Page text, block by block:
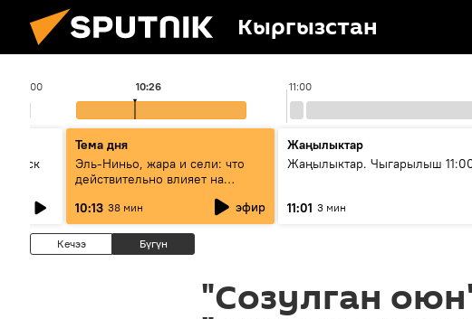
Кыргызстан
10:00 11:00
10:26
Тема дня
Эль-Ниньо, жара и сели: что
действительно влияет на
10:13 38 мин эфир
Жаңылыктар
Жаңылыктар. Чыгарылыш
11:01 3 мин
Кечээ Бүгүн
"Созулган